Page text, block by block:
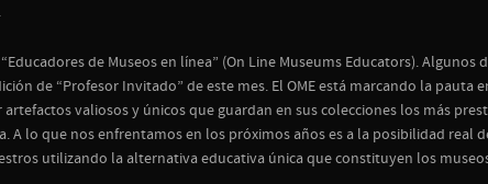
de Museos en línea” (On Line Museums Educators).
de “Profesor Invitado” de este mes. El OME está marcando la
valiosos y únicos que guardan en sus colecciones los más
A lo que nos enfrentamos en los próximos años es a la posibilidad real
utilizando la alternativa educativa única que constituyen los